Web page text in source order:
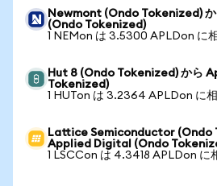
Newmont (Ondo Tokenized)
(Ondo Tokenized)
1 NEMon は 3.5300 APLDon に
Hut 8 (Ondo Tokenized) から
Tokenized)
1 HUTon は 3.2364 APLDon に
Lattice Semiconductor (Ondo
Applied Digital (Ondo
1 LSCCon は 4.3418 APLDon に